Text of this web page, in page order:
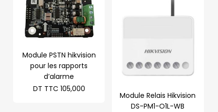
Module PSTN hikvision
pour les rapports
d’alarme
DT TTC 105,000
Module Relais Hikvision
DS-PM1-O1L-WB